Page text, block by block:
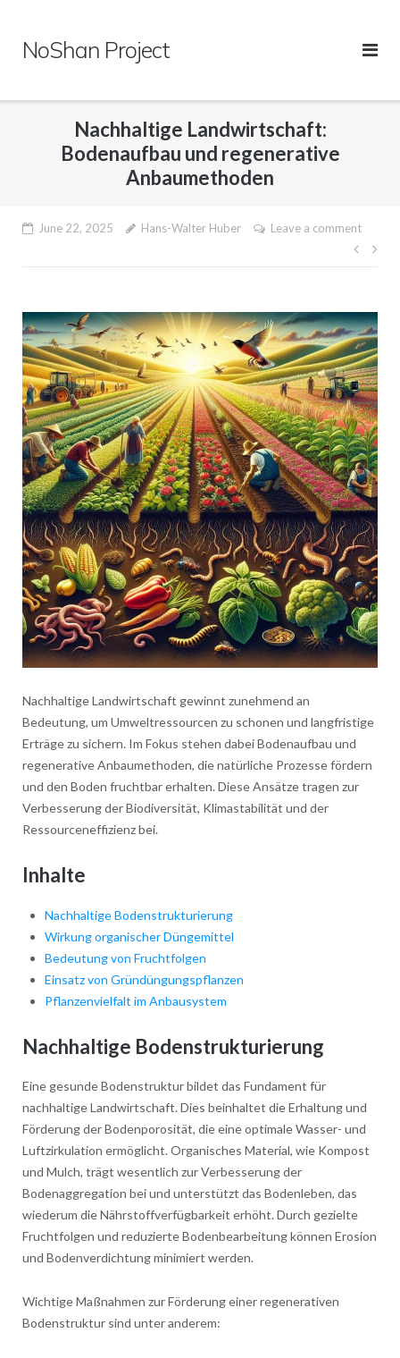
contentNoShan Project
Nachhaltige Landwirtschaft:
Bodenaufbau und regenerative
Anbaumethoden
June 22, 2025 Hans-Walter Huber Leave a comment
Post
Nachhaltige Landwirtschaft gewinnt zunehmend an
Bedeutung, um Umweltressourcen zu schonen und langfristige
Erträge zu sichern. Im Fokus stehen dabei Bodenaufbau und
regenerative Anbaumethoden, die natürliche Prozesse fördern
und den Boden fruchtbar erhalten. Diese Ansätze tragen zur
Verbesserung der Biodiversität, Klimastabilität und der
Ressourceneffizienz bei.
Inhalte
Nachhaltige Bodenstrukturierung
Wirkung organischer Düngemittel
Bedeutung von Fruchtfolgen
Einsatz von Gründüngungspflanzen
Pflanzenvielfalt im Anbausystem
Nachhaltige Bodenstrukturierung
Eine gesunde Bodenstruktur bildet das Fundament für
nachhaltige Landwirtschaft. Dies beinhaltet die Erhaltung und
Förderung der Bodenporosität, die eine optimale Wasser- und
Luftzirkulation ermöglicht. Organisches Material, wie Kompost
und Mulch, trägt wesentlich zur Verbesserung der
Bodenaggregation bei und unterstützt das Bodenleben, das
wiederum die Nährstoffverfügbarkeit erhöht. Durch gezielte
Fruchtfolgen und reduzierte Bodenbearbeitung können Erosion
und Bodenverdichtung minimiert werden.
Wichtige Maßnahmen zur Förderung einer regenerativen
Bodenstruktur sind unter anderem: